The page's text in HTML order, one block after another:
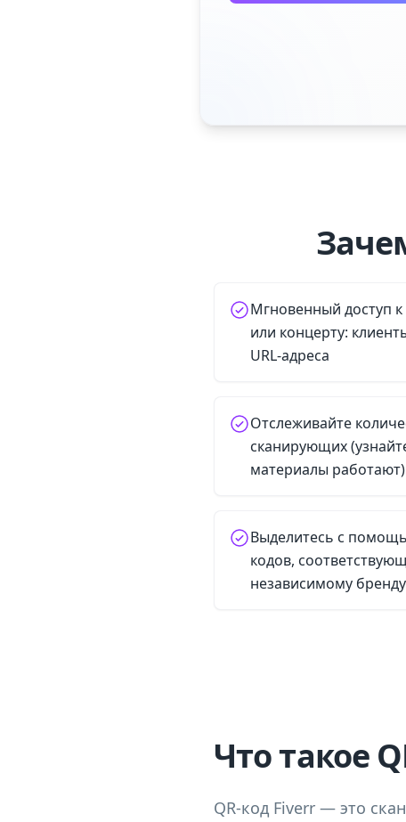
Мгновенный доступ
или концерту:
URL-адреса
Отслеживайте
сканирующих
материалы работают)
Выделитесь с
кодов,
независимому бренду
Что такое
QR-код Fiverr — это